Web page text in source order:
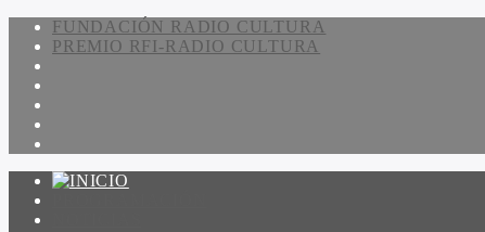
FUNDACIÓN RADIO CULTURA
PREMIO RFI-RADIO CULTURA